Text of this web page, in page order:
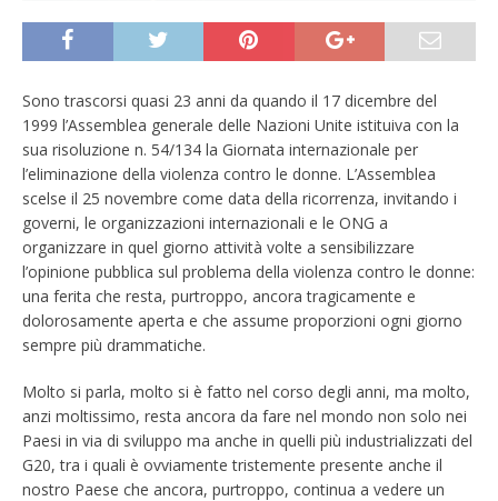
Sono trascorsi quasi 23 anni da quando il 17 dicembre del
1999 l’Assemblea generale delle Nazioni Unite istituiva con la
sua risoluzione n. 54/134 la Giornata internazionale per
l’eliminazione della violenza contro le donne. L’Assemblea
scelse il 25 novembre come data della ricorrenza, invitando i
governi, le organizzazioni internazionali e le ONG a
organizzare in quel giorno attività volte a sensibilizzare
l’opinione pubblica sul problema della violenza contro le donne:
una ferita che resta, purtroppo, ancora tragicamente e
dolorosamente aperta e che assume proporzioni ogni giorno
sempre più drammatiche.
Molto si parla, molto si è fatto nel corso degli anni, ma molto,
anzi moltissimo, resta ancora da fare nel mondo non solo nei
Paesi in via di sviluppo ma anche in quelli più industrializzati del
G20, tra i quali è ovviamente tristemente presente anche il
nostro Paese che ancora, purtroppo, continua a vedere un